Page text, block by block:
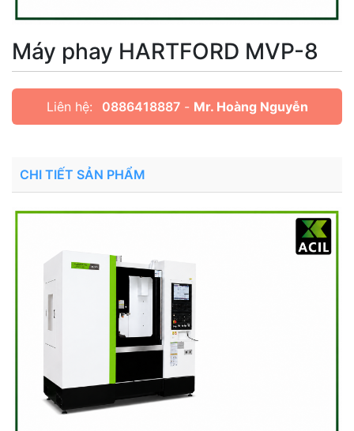
Máy phay HARTFORD MVP-8
Liên hệ: 0886418887- Mr. Hoàng Nguyễn
CHI TIẾT SẢN PHẨM